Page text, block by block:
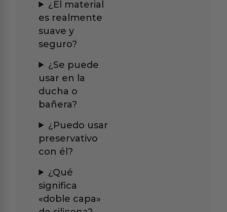
¿El material
es realmente
suave y
seguro?
¿Se puede
usar en la
ducha o
bañera?
¿Puedo usar
preservativo
con él?
¿Qué
significa
«doble capa»